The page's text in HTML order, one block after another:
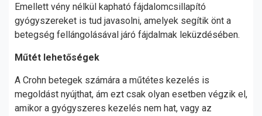
Emellett vény nélkül kapható fájdalomcsillapító
gyógyszereket is tud javasolni, amelyek segítik önt a
betegség fellángolásával járó fájdalmak leküzdésében.
Műtét lehetőségek
A Crohn betegek számára a műtétes kezelés is
megoldást nyújthat, ám ezt csak olyan esetben végzik el,
amikor a gyógyszeres kezelés nem hat, vagy az